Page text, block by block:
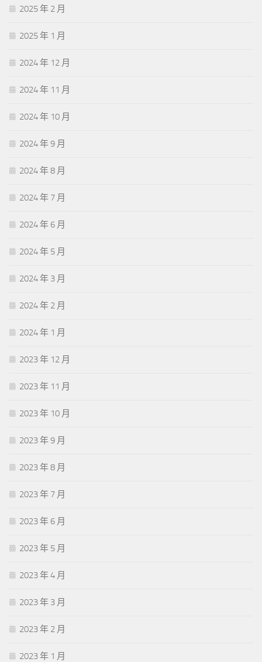
2025 年 2 月
2025 年 1 月
2024 年 12 月
2024 年 11 月
2024 年 10 月
2024 年 9 月
2024 年 8 月
2024 年 7 月
2024 年 6 月
2024 年 5 月
2024 年 3 月
2024 年 2 月
2024 年 1 月
2023 年 12 月
2023 年 11 月
2023 年 10 月
2023 年 9 月
2023 年 8 月
2023 年 7 月
2023 年 6 月
2023 年 5 月
2023 年 4 月
2023 年 3 月
2023 年 2 月
2023 年 1 月